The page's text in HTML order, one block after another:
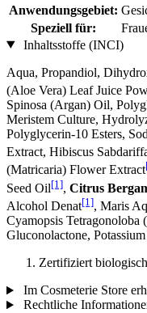
Anwendungsgebiet:
Speziell für:
Inhaltsstoffe (INCI)
Aqua, Propandiol,
(Aloe Vera) Leaf Juice
Spinosa (Argan) Oil,
Meristem Culture,
Polyglycerin-10 Esters,
Extract, Hibiscus
(Matricaria) Flower Extract
Seed Oil[1], Citrus
Alcohol Denat[1], Maris
Cyamopsis Tetragonoloba
Gluconolactone,
Zertifiziert biologisch
Im Cosmeterie Store
Rechtliche